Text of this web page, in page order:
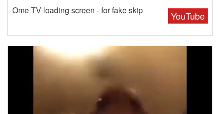
YouTube
Ome TV loading screen - for fake skip